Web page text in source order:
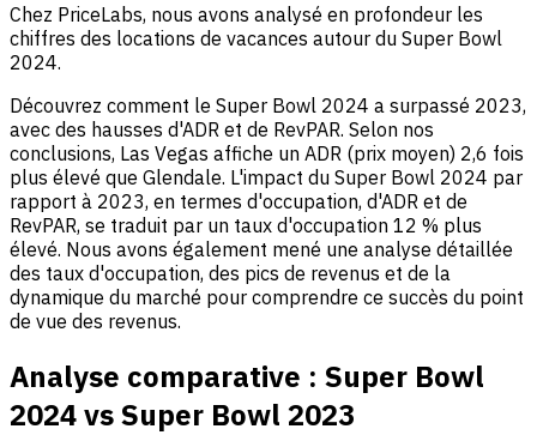
Chez PriceLabs, nous avons analysé en profondeur les
chiffres des locations de vacances autour du Super Bowl
2024.
Découvrez comment le Super Bowl 2024 a surpassé 2023,
avec des hausses d'ADR et de RevPAR. Selon nos
conclusions, Las Vegas affiche un ADR (prix moyen) 2,6 fois
plus élevé que Glendale. L'impact du Super Bowl 2024 par
rapport à 2023, en termes d'occupation, d'ADR et de
RevPAR, se traduit par un taux d'occupation 12 % plus
élevé. Nous avons également mené une analyse détaillée
des taux d'occupation, des pics de revenus et de la
dynamique du marché pour comprendre ce succès du point
de vue des revenus.
Analyse comparative : Super Bowl
2024 vs Super Bowl 2023